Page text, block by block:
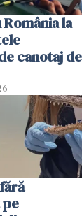
la
canotaj de